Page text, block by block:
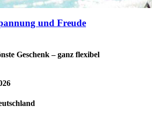
und Freude
Geschenk – ganz flexibel